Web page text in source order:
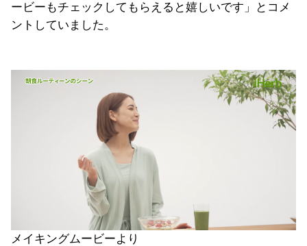
ービーもチェックしてもらえると嬉しいです」とコメ
ントしていました。
メイキングムービーより